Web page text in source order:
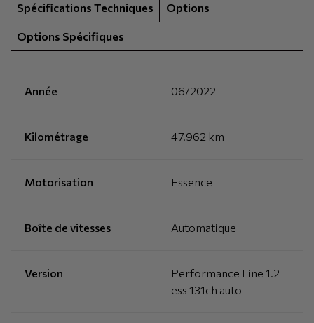
Spécifications Techniques Options
Options Spécifiques
Année 06/2022
Kilométrage 47.962 km
Motorisation Essence
Boîte de vitesses Automatique
Version
Performance Line 1.2
ess 131ch auto